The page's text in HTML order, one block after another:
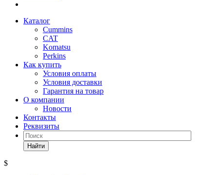
Каталог
Cummins
CAT
Komatsu
Perkins
Как купить
Условия оплаты
Условия доставки
Гарантия на товар
О компании
Новости
Контакты
Реквизиты
Найти
$